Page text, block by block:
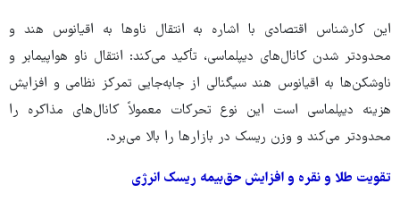
این کارشناس اقتصادی با اشاره به انتقال ناوها به اقیانوس هند و
محدودتر شدن کانال‌های دیپلماسی، تأکید می‌کند: انتقال ناو هواپیمابر و
ناوشکن‌ها به اقیانوس هند سیگنالی از جابه‌جایی تمرکز نظامی و افزایش
هزینه دیپلماسی است این نوع تحرکات معمولاً کانال‌های مذاکره را
محدودتر می‌کند و وزن ریسک در بازارها را بالا می‌برد.
تقویت طلا و نقره و افزایش حق‌بیمه ریسک انرژی